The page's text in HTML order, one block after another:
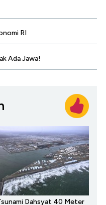
RI
Ada Jawa!
Dahsyat 40 Meter